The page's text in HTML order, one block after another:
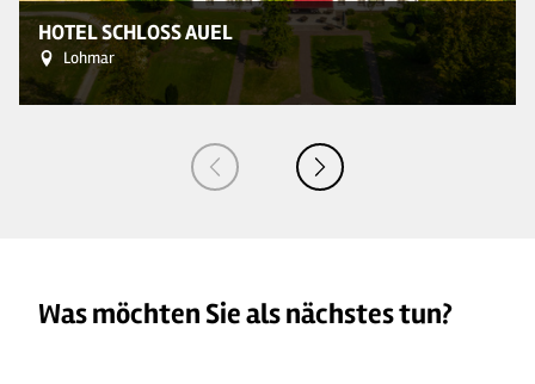
HOTEL SCHLOSS AUEL
Lohmar
Was möchten Sie als nächstes tun?